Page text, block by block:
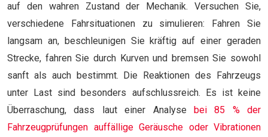
auf den wahren Zustand der Mechanik. Versuchen Sie,
verschiedene Fahrsituationen zu simulieren: Fahren Sie
langsam an, beschleunigen Sie kräftig auf einer geraden
Strecke, fahren Sie durch Kurven und bremsen Sie sowohl
sanft als auch bestimmt. Die Reaktionen des Fahrzeugs
unter Last sind besonders aufschlussreich. Es ist keine
Überraschung, dass laut einer Analyse
bei 85 % der
Fahrzeugprüfungen auffällige Geräusche oder Vibrationen